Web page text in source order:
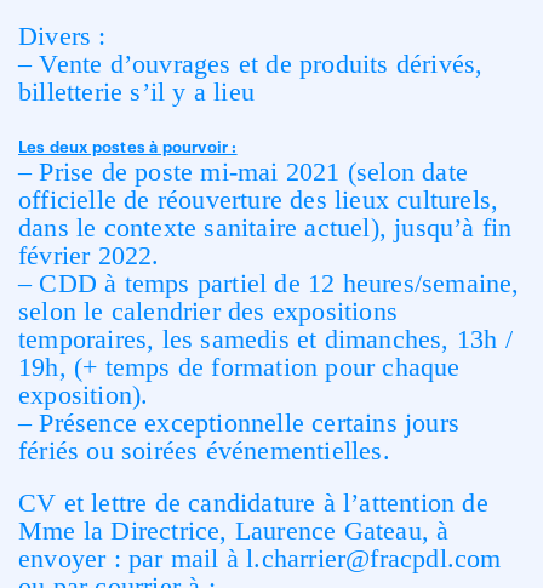
Divers :
– Vente d’ouvrages et de produits dérivés,
billetterie s’il y a lieu
Les deux postes à pourvoir :
– Prise de poste mi-mai 2021 (selon date
officielle de réouverture des lieux culturels,
dans le contexte sanitaire actuel), jusqu’à fin
février 2022.
– CDD à temps partiel de 12 heures/semaine,
selon le calendrier des expositions
temporaires, les samedis et dimanches, 13h /
19h, (+ temps de formation pour chaque
exposition).
– Présence exceptionnelle certains jours
fériés ou soirées événementielles.
CV et lettre de candidature à l’attention de
Mme la Directrice, Laurence Gateau, à
envoyer : par mail àl.charrier@fracpdl.com